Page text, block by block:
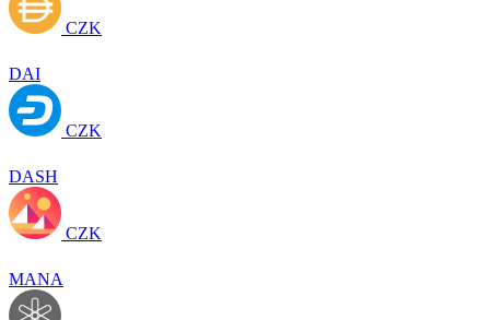
CZK
DAI
CZK
DASH
CZK
MANA